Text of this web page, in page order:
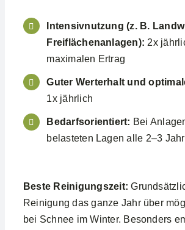
Intensivnutzung (z. B.
Freiflächenanlagen): 2x
maximalen Ertrag
Guter Werterhalt und
1x jährlich
Bedarfsorientiert: Bei
belasteten Lagen alle 2–3
Beste Reinigungszeit:
Reinigung das ganze Jahr über
bei Schnee im Winter. Besonders